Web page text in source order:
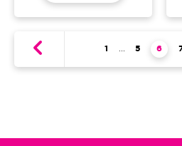
Première page
1 Page
5 Page
6